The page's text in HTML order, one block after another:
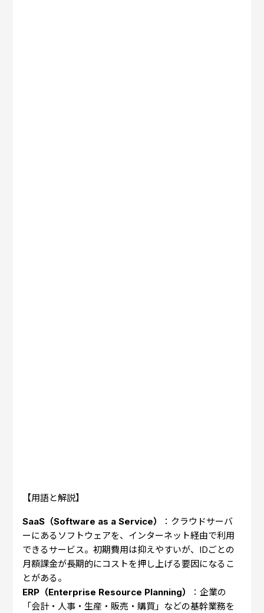
【用語と解説】
SaaS（Software as a Service）
：クラウドサーバ
ーにあるソフトウェアを、インターネット経由で利用
できるサービス。初期費用は抑えやすいが、IDごとの
月額課金が長期的にコストを押し上げる要因になるこ
とがある。
ERP（Enterprise Resource Planning）
：企業の
「会計・人事・生産・販売・購買」などの基幹業務を